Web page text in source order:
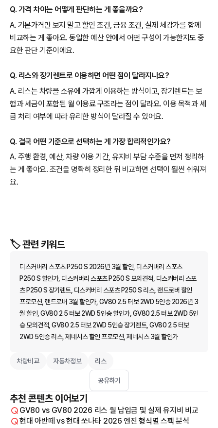
Q. 가격 차이는 어떻게 판단하는 게 좋을까요?
A. 기본가격만 보지 말고 할인 조건, 금융 조건, 실제 체감가를 함께
비교하는 게 좋아요. 동일한 예산 안에서 어떤 구성이 가능한지도 중
요한 판단 기준이에요.
Q. 리스와 장기렌트로 이용하면 어떤 점이 달라지나요?
A. 리스는 차량을 소유에 가깝게 이용하는 방식이고, 장기렌트는 보
험과 세금이 포함된 월 이용료 구조라는 점이 달라요. 이용 목적과 세
금 처리 여부에 따라 유리한 방식이 달라질 수 있어요.
Q. 결국 어떤 기준으로 선택하는 게 가장 합리적인가요?
A. 주행 환경, 예산, 차량 이용 기간, 유지비 부담 수준을 먼저 정리하
는 게 좋아요. 조건을 명확히 정리한 뒤 비교하면 선택이 훨씬 쉬워져
요.
🏷️ 관련 키워드
디스커버리 스포츠 P250 S 2026년 3월 할인, 디스커버리 스포츠
P250 S 할인가, 디스커버리 스포츠 P250 S 모의견적, 디스커버리 스포
츠 P250 S 장기렌트, 디스커버리 스포츠 P250 S 리스, 랜드로버 할인
프로모션, 랜드로버 3월 할인가, GV80 2.5 터보 2WD 5인승 2026년 3
월 할인, GV80 2.5 터보 2WD 5인승 할인가, GV80 2.5 터보 2WD 5인
승 모의견적, GV80 2.5 터보 2WD 5인승 장기렌트, GV80 2.5 터보
2WD 5인승 리스, 제네시스 할인 프로모션, 제네시스 3월 할인가
차량비교 자동차정보 리스
공유하기
추천 콘텐츠 이어보기
GV80 vs GV80 2026 리스 월 납입금 및 실제 유지비 비교
현대 아반떼 vs 현대 쏘나타 2026 엔진 형식별 스펙 분석